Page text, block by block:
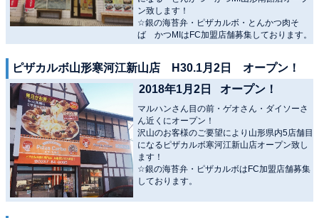
ン致します！
☆銀の海苔弁・ピザカルボ・とんかつ肉そ
ば かつMIはFC加盟店舗募集しております。
ピザカルボ山形寒河江新山店 H30.1月2日 オープン！
2018年1月2日 オープン！
マルハンさん目の前・ゲオさん・ダイソーさ
ん近くにオープン！
沢山のお客様のご要望により山形県内5店舗目
になるピザカルボ寒河江新山店オープン致し
ます！
☆銀の海苔弁・ピザカルボはFC加盟店舗募集
しております。